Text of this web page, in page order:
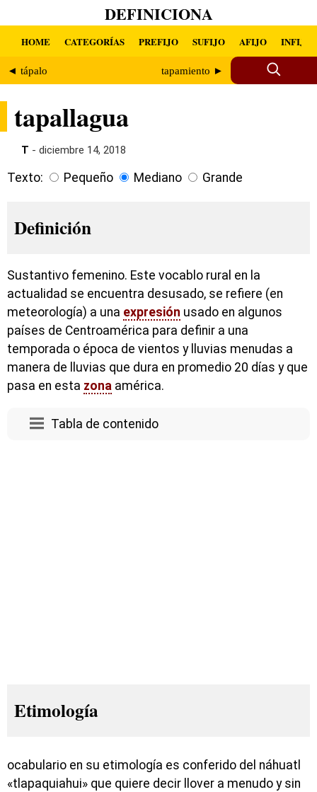
DEFINICIONA
HOME CATEGORÍAS PREFIJO SUFIJO AFIJO INFIJO
◄ tápalo tapamiento ►
tapallagua
T - diciembre 14, 2018
Texto: Pequeño Mediano Grande
Definición
Sustantivo femenino. Este vocablo rural en la
actualidad se encuentra desusado, se refiere (en
meteorología) a una expresión usado en algunos
países de Centroamérica para definir a una
temporada o época de vientos y lluvias menudas a
manera de lluvias que dura en promedio 20 días y que
pasa en esta zona américa.
Tabla de contenido
Etimología
ocabulario en su etimología es conferido del náhuatl
«tlapaquiahui» que quiere decir llover a menudo y sin